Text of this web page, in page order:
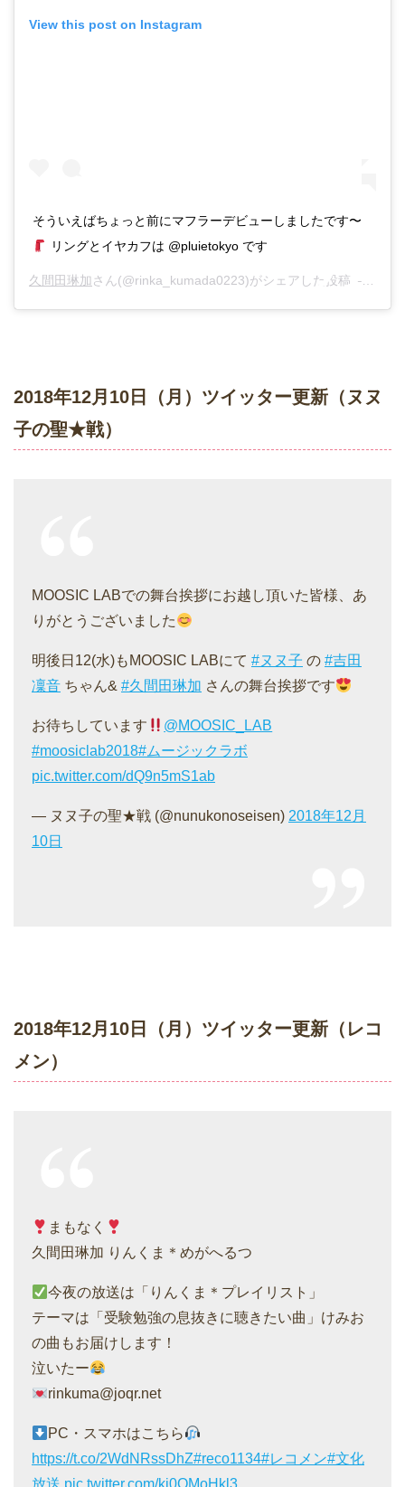
View this post on Instagram
そういえばちょっと前にマフラーデビューしましたです〜
リングとイヤカフは @pluietokyo です
久間田琳加さん(@rinka_kumada0223)がシェアした投稿 – 2018
2018年12月10日（月）ツイッター更新（ヌヌ
子の聖★戦）
MOOSIC LABでの舞台挨拶にお越し頂いた皆様、あ
りがとうございました
明後日12(水)もMOOSIC LABにて #ヌヌ子 の #吉田
凜音 ちゃん& #久間田琳加 さんの舞台挨拶です
お待ちしています
@MOOSIC_LAB
#moosiclab2018#ムージックラボ
pic.twitter.com/dQ9n5mS1ab
— ヌヌ子の聖★戦 (@nunukonoseisen) 2018年12月
10日
2018年12月10日（月）ツイッター更新（レコ
メン）
まもなく
久間田琳加 りんくま＊めがへるつ
今夜の放送は「りんくま＊プレイリスト」
テーマは「受験勉強の息抜きに聴きたい曲」けみお
の曲もお届けします！
泣いたー
rinkuma@joqr.net
PC・スマホはこちら
https://t.co/2WdNRssDhZ#reco1134#レコメン#文化